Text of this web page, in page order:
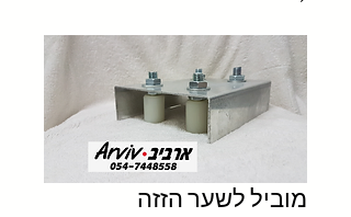
מוביל לשער הזזה